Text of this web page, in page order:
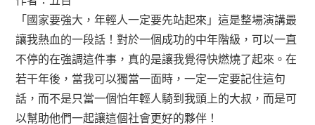
「國家要強大，年輕人一定要先站起來」這是整場演講最
讓我熱血的一段話！對於一個成功的中年階級，可以一直
不停的在強調這件事，真的是讓我覺得快燃燒了起來。在
若干年後，當我可以獨當一面時，一定一定要記住這句
話，而不是只當一個怕年輕人騎到我頭上的大叔，而是可
以幫助他們一起讓這個社會更好的夥伴！